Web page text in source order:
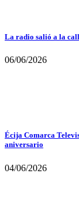
La radio salió a la
06/06/2026
Écija Comarca
aniversario
04/06/2026